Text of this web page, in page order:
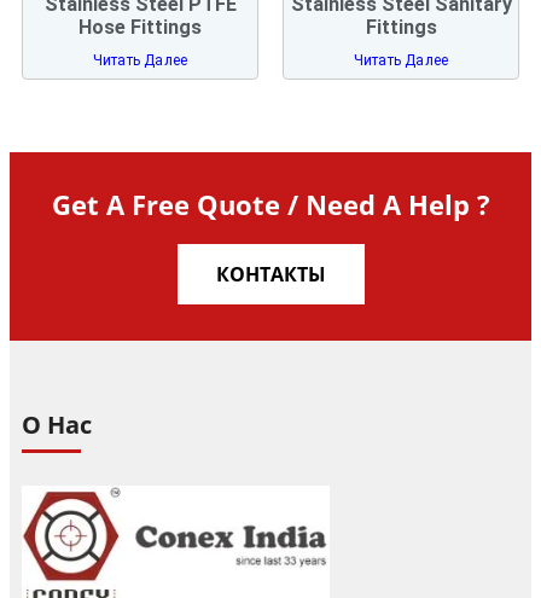
Stainless Steel PTFE
Hose Fittings
Читать Далее
Stainless Steel Sanitary
Fittings
Читать Далее
Get A Free Quote / Need A Help ?
КОНТАКТЫ
О Нас